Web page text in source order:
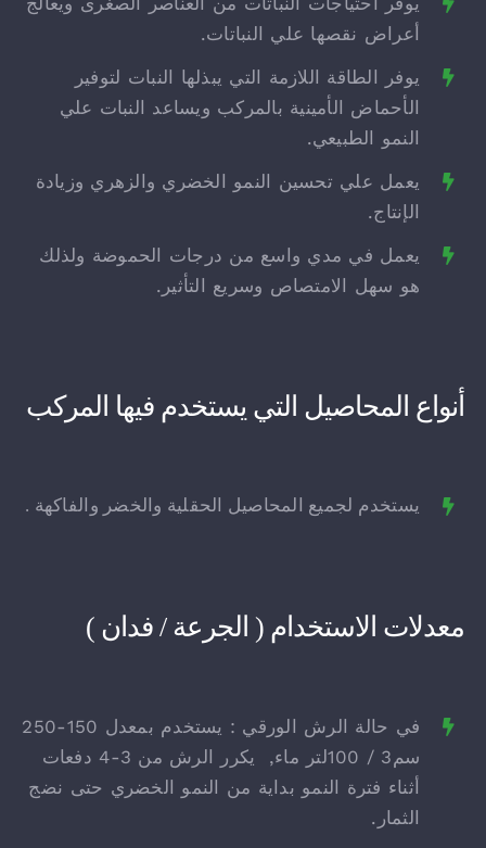
أعراض نقصها علي النباتات.
يوفر الطاقة اللازمة التي يبذلها النبات لتوفير
الأحماض الأمينية بالمركب ويساعد النبات علي
النمو الطبيعي.
يعمل علي تحسين النمو الخضري والزهري وزيادة
الإنتاج.
يعمل في مدي واسع من درجات الحموضة ولذلك
هو سهل الامتصاص وسريع التأثير.
أنواع المحاصيل التي يستخدم فيها المركب
يستخدم لجميع المحاصيل الحقلية والخضر والفاكهة .
معدلات الاستخدام ( الجرعة / فدان )
في حالة الرش الورقي : يستخدم بمعدل 150-250
سم3 / 100لتر ماء, يكرر الرش من 3-4 دفعات
أثناء فترة النمو بداية من النمو الخضري حتى نضج
الثمار.